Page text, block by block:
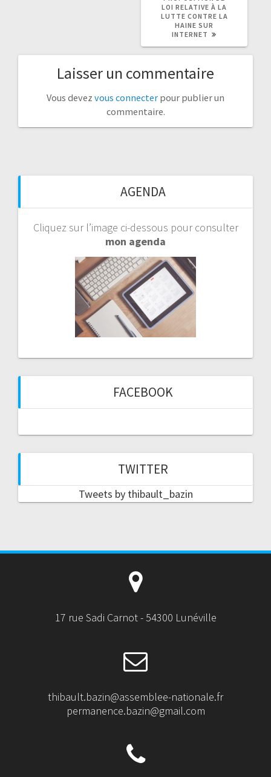
LOI RELATIVE À LA
LUTTE CONTRE LA
HAINE SUR
INTERNET
Laisser un commentaire
Vous devez vous connecter pour publier un
commentaire.
AGENDA
Cliquez sur l’image ci-dessous pour consulter
mon agenda
FACEBOOK
TWITTER
Tweets by thibault_bazin
17 rue Sadi Carnot - 54300 Lunéville
thibault.bazin@assemblee-nationale.fr
permanence.bazin@gmail.com